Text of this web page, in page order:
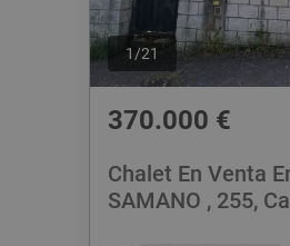
1 /21
370.000 €
Chalet En Venta
SAMANO , 255,